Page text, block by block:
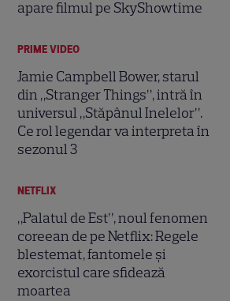
apare filmul pe SkyShowtime
PRIME VIDEO
Jamie Campbell Bower, starul
din „Stranger Things”, intră în
universul „Stăpânul Inelelor”.
Ce rol legendar va interpreta în
sezonul 3
NETFLIX
„Palatul de Est”, noul fenomen
coreean de pe Netflix: Regele
blestemat, fantomele și
exorcistul care sfidează
moartea